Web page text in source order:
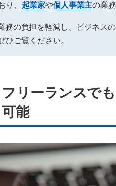
り、 起業家や個人事業主の業
務の負担を軽減し、ビジネス
ひご覧ください。
フリーランスで
可能